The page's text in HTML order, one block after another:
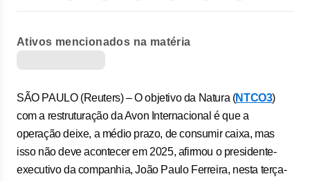
Ativos mencionados na matéria
SÃO PAULO (Reuters) – O objetivo da Natura (NTCO3)
com a restruturação da Avon Internacional é que a
operação deixe, a médio prazo, de consumir caixa, mas
isso não deve acontecer em 2025, afirmou o presidente-
executivo da companhia, João Paulo Ferreira, nesta terça-